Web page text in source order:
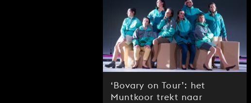
‘Bovary on Tour’: het
Muntkoor trekt naar